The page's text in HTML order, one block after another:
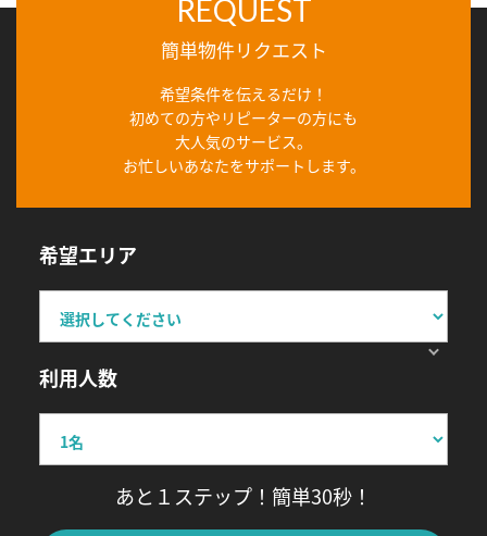
REQUEST
簡単物件リクエスト
希望条件を伝えるだけ！
初めての方やリピーターの方にも
大人気のサービス。
お忙しいあなたをサポートします。
希望エリア
利用人数
あと１ステップ！簡単30秒！